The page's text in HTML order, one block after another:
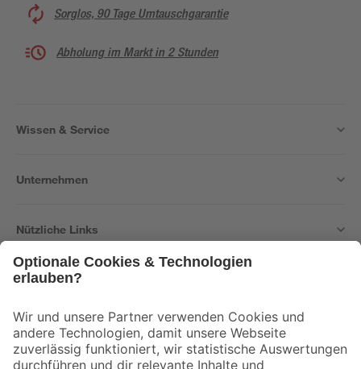
Sorglos, 90 Tage Umtauschgarantie
Abholung im Markt in 2 Stunden
Wissen & Service
Unternehmen
Nützliche Links
Der toom Newsletter: Keine Angebote und Aktionen mehr verpassen!
Zur Newsletter Anmeldung